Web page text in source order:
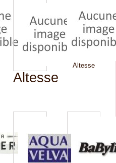
Altesse
Altesse